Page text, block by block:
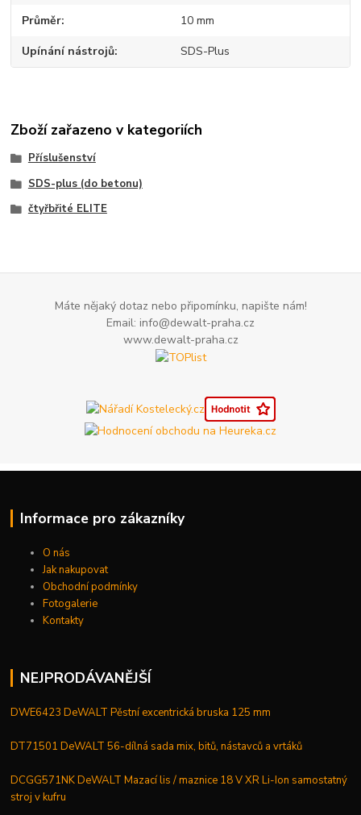
Průměr 10 mm
Upínání nástrojů SDS-Plus
Zboží zařazeno v kategoriích
Příslušenství
SDS-plus (do betonu)
čtyřbřité ELITE
Máte nějaký dotaz nebo připomínku, napište nám!
Email: info@dewalt-praha.cz
www.dewalt-praha.cz
Informace pro zákazníky
O nás
Jak nakupovat
Obchodní podmínky
Fotogalerie
Kontakty
NEJPRODÁVANĚJŠÍ
DWE6423 DeWALT Pěstní excentrická bruska 125 mm
DT71501 DeWALT 56-dílná sada mix, bitů, nástavců a vrtáků
DCGG571NK DeWALT Mazací lis / maznice 18 V XR Li-Ion samostatný
stroj v kufru